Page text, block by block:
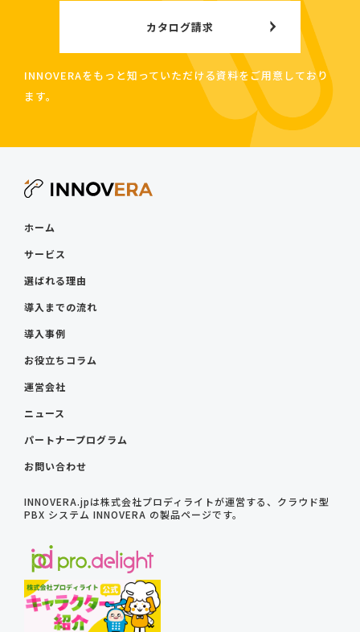
カタログ請求
INNOVERAをもっと知っていただける資料をご用意しており
ます。
ホーム
サービス
選ばれる理由
導入までの流れ
導入事例
お役立ちコラム
運営会社
ニュース
パートナープログラム
お問い合わせ
INNOVERA.jpは株式会社プロディライトが運営する、クラウド型
PBX システム INNOVERA の製品ページです。